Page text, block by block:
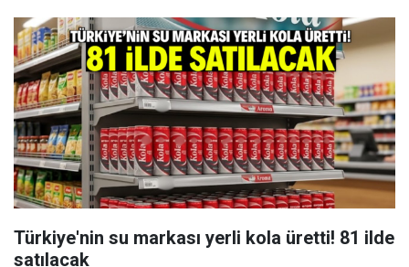
Türkiye'nin su markası yerli kola üretti! 81 ilde
satılacak